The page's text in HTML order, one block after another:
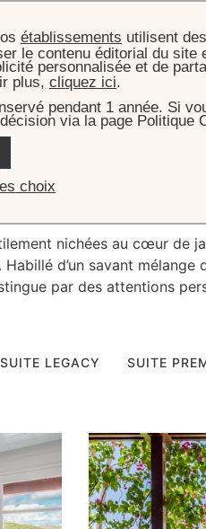
nichées au cœur de
d’un savant mélange
par des attentions
SUITE LEGACY SUITE
établissements utilisent
le contenu éditorial du
personnalisée et de
plus, cliquez ici.
pendant 1 année. Si
via la page Politique
choix